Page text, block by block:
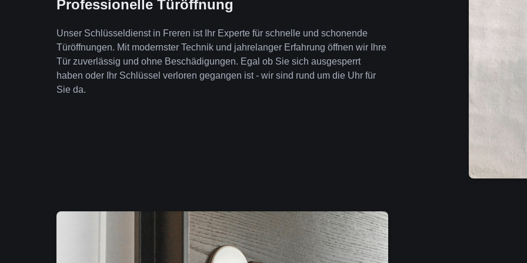
Professionelle Türöffnung
Unser Schlüsseldienst in Freren ist Ihr Experte für schnelle und schonende
Türöffnungen. Mit modernster Technik und jahrelanger Erfahrung öffnen wir Ihre
Tür zuverlässig und ohne Beschädigungen. Egal ob Sie sich ausgesperrt
haben oder Ihr Schlüssel verloren gegangen ist - wir sind rund um die Uhr für
Sie da.